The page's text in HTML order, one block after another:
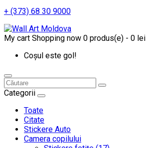
+ (373) 68 30 9000
My cart Shopping now 0 produs(e) - 0 lei
Coșul este gol!
Categorii
Toate
Citate
Stickere Auto
Camera copilului